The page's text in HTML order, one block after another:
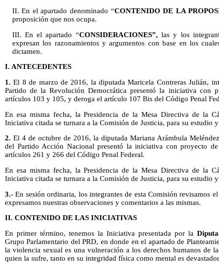
II. En el apartado denominado “CONTENIDO DE LA
proposición que nos ocupa.
III. En el apartado “CONSIDERACIONES”, las y los
expresan los razonamientos y argumentos con base en los
dictamen.
I. ANTECEDENTES
1.El 8 de marzo de 2016, la diputada Maricela Contreras Julián,
Partido de la Revolución Democrática presentó la iniciativa con
artículos 103 y 105, y deroga el artículo 107 Bis del Código Penal
En esa misma fecha, la Presidencia de la Mesa Directiva de la
Iniciativa citada se turnara a la Comisión de Justicia, para su estudio
2. El 4 de octubre de 2016, la diputada Mariana Arámbula
del Partido Acción Nacional presentó la iniciativa con proyecto
artículos 261 y 266 del Código Penal Federal.
En esa misma fecha, la Presidencia de la Mesa Directiva de la
Iniciativa citada se turnara a la Comisión de Justicia, para su estudio
3.- En sesión ordinaria, los integrantes de esta Comisión revisamos
expresamos nuestras observaciones y comentarios a las mismas.
II. CONTENIDO DE LAS INICIATIVAS
En primer término, tenemos la Iniciativa presentada por la
Grupo Parlamentario del PRD, en donde en el apartado de
la violencia sexual es una vulneración a los derechos humanos de
quien la sufre, tanto en su integridad física como mental es